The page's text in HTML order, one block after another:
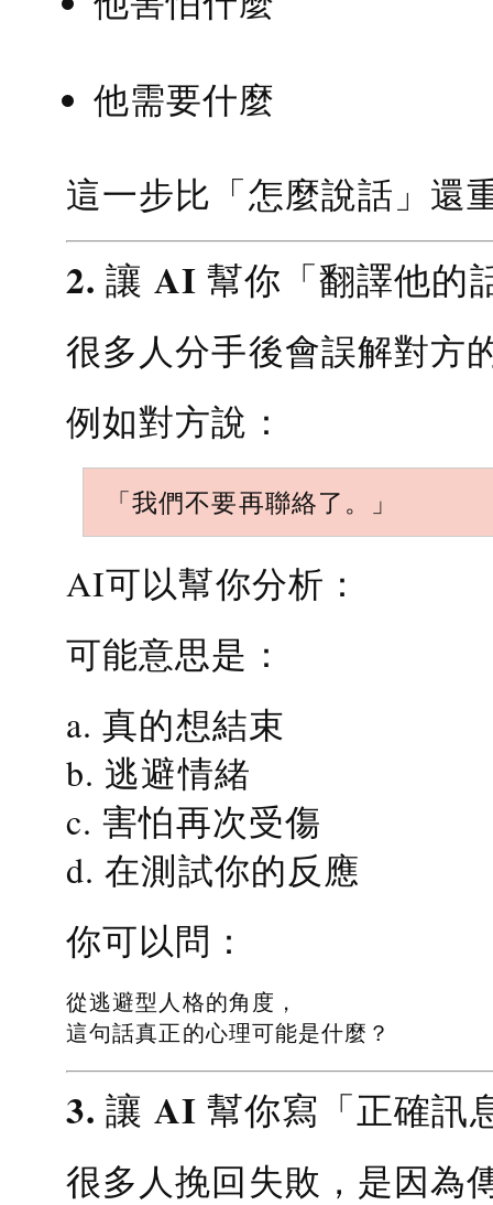
他需要什麼
這一步比「怎麼說話」還
2. 讓 AI 幫你「翻譯他的
很多人分手後會誤解對方
例如對方說：
「我們不要再聯絡了。」
AI可以幫你分析：
可能意思是：
a. 真的想結束
b. 逃避情緒
c. 害怕再次受傷
d. 在測試你的反應
你可以問：
從逃避型人格的角度，
這句話真正的心理可能是什麼？
3. 讓 AI 幫你寫「正確訊
很多人挽回失敗，是因為